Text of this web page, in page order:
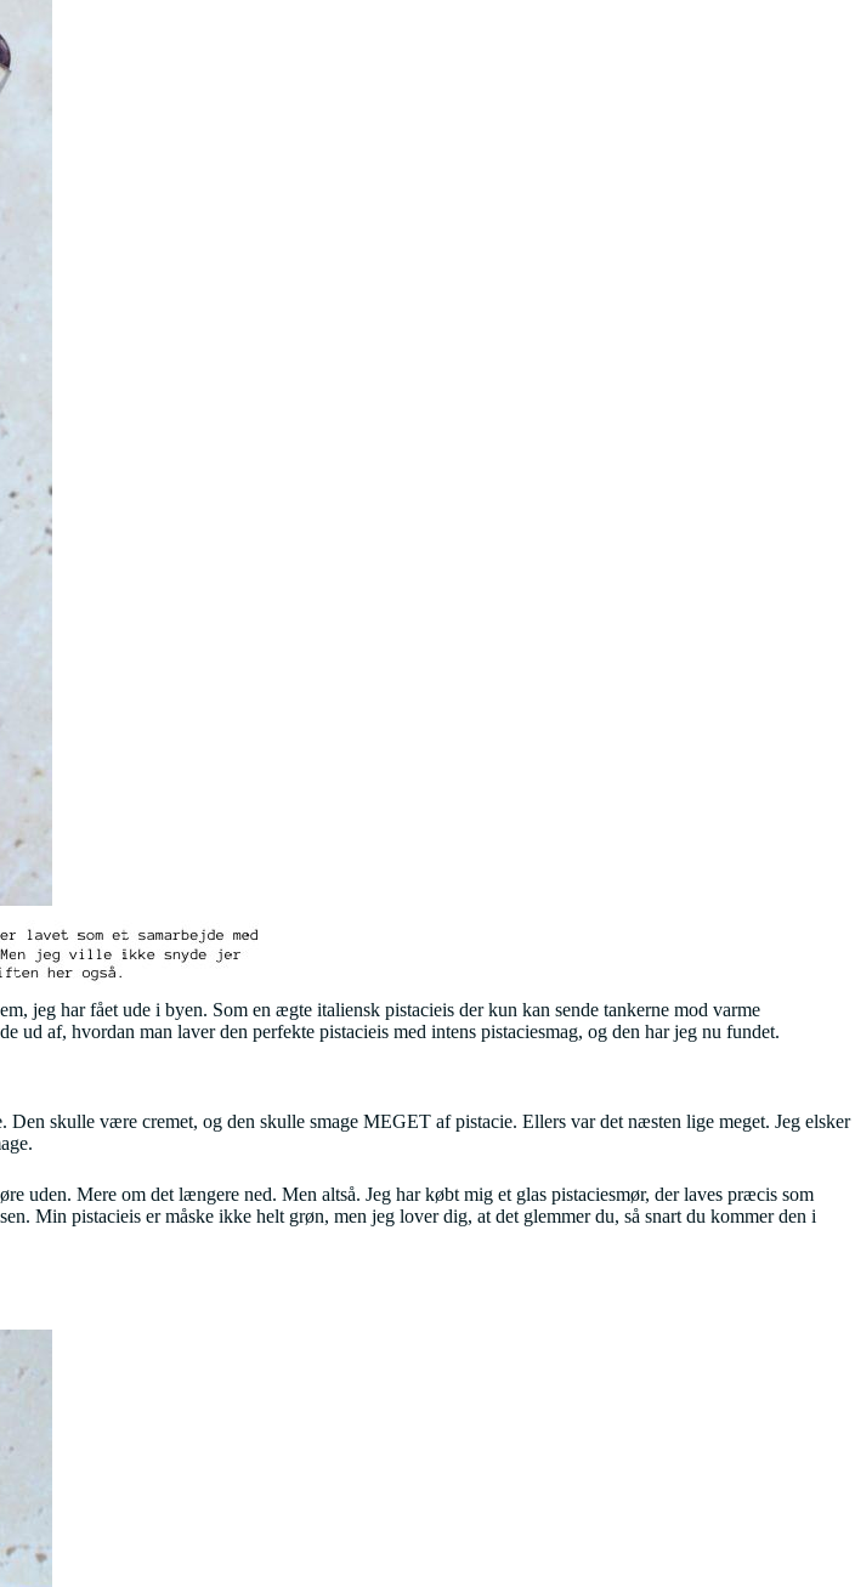
jeg har fået ude i byen. Som en ægte italiensk pistacieis der kun kan sende tankerne mod varme
af, hvordan man laver den perfekte pistacieis med intens pistaciesmag, og den har jeg nu fundet.
skulle være cremet, og den skulle smage MEGET af pistacie. Ellers var det næsten lige meget. Jeg elsker
uden. Mere om det længere ned. Men altså. Jeg har købt mig et glas pistaciesmør, der laves præcis som
Min pistacieis er måske ikke helt grøn, men jeg lover dig, at det glemmer du, så snart du kommer den i